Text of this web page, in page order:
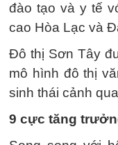
đào tạo và y tế
cao Hòa Lạc và
Đô thị Sơn Tây
mô hình đô thị
sinh thái cảnh
9 cực tăng